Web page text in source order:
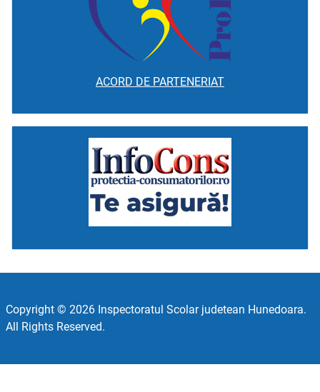
ACORD DE PARTENERIAT
Copyright © 2026 Inspectoratul Scolar judetean Hunedoara.
All Rights Reserved.